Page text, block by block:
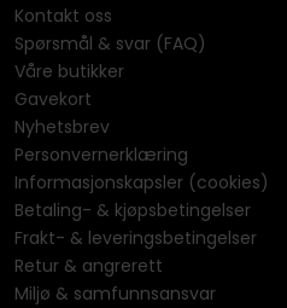
Kontakt oss
Spørsmål & svar (FAQ)
Våre butikker
Gavekort
Nyhetsbrev
Personvernerklæring
Informasjonskapsler (cookies)
Betaling- & kjøpsbetingelser
Frakt- & leveringsbetingelser
Retur & angrerett
Miljø & samfunnsansvar